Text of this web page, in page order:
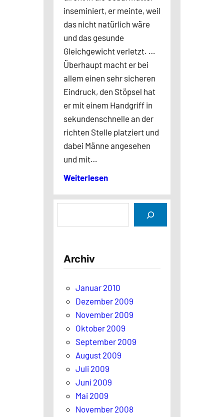
inseminiert, er meinte, weil
das nicht natürlich wäre
und das gesunde
Gleichgewicht verletzt. …
Überhaupt macht er bei
allem einen sehr sicheren
Eindruck, den Stöpsel hat
er mit einem Handgriff in
sekundenschnelle an der
richten Stelle platziert und
dabei Männe angesehen
und mit…
Weiterlesen
Archiv
Januar 2010
Dezember 2009
November 2009
Oktober 2009
September 2009
August 2009
Juli 2009
Juni 2009
Mai 2009
November 2008